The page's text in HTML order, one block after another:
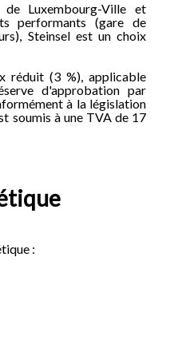
Luxembourg-Ville et
performants (gare de
Steinsel est un choix
réduit (3 %), applicable
d'approbation par
à la législation
soumis à une TVA de 17
: